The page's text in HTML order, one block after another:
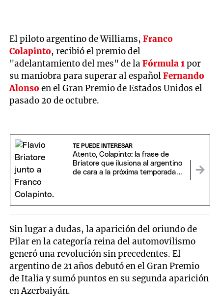
El piloto argentino de Williams,Franco
Colapinto, recibió el premio del
"adelantamiento del mes" de laFórmula 1por
su maniobra para superar al españolFernando
Alonsoen el Gran Premio de Estados Unidos el
pasado 20 de octubre.
TE PUEDE INTERESAR
Atento, Colapinto: la frase de
Briatore que ilusiona al argentino
de cara a la próxima temporada
Sin lugar a dudas, la aparición del oriundo de
Pilar en la categoría reina del automovilismo
generó una revolución sin precedentes. El
argentino de 21 años debutó en el Gran Premio
de Italia y sumó puntos en su segunda aparición
en Azerbaiyán.